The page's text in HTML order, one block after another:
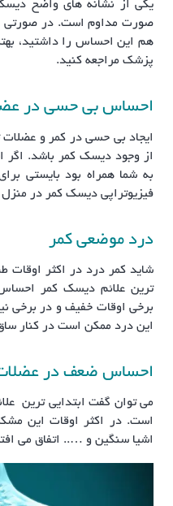
یکی از نشانه های واضح
صورت مداوم است. در
هم این احساس را داشتید،
پزشک مراجعه کنید.
احساس بی حسی در
ایجاد بی حسی در کمر و عضلات
از وجود دیسک کمر باشد.
به شما همراه بود بایستی
فیزیوتراپی دیسک کمر در منزل
درد موضعی کمر
شاید کمر درد در اکثر اوقات
ترین علائم دیسک کمر
برخی اوقات خفیف و در برخی
این درد ممکن است در کنار
احساس ضعف در
می توان گفت ابتدایی ترین
است. در اکثر اوقات این
اشیا سنگین و ….. اتفاق می